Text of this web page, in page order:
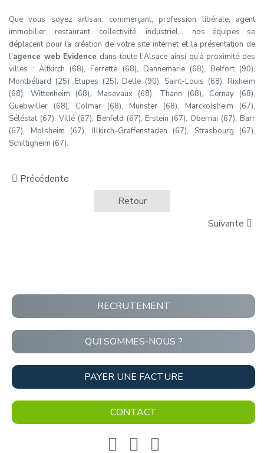
Que vous soyez artisan, commerçant, profession libérale, agent
immobilier, restaurant, collectivité, industriel,… nos équipes se
déplacent pour la création de votre site internet et la présentation de
l'agence web Evidence dans toute l'Alsace ainsi qu’à proximité des
villes : Altkirch (68), Ferrette (68), Dannemarie (68), Belfort (90),
Montbéliard (25) ,Etupes (25), Delle (90), Saint-Louis (68), Rixheim
(68), Wittenheim (68), Masevaux (68), Thann (68), Cernay (68),
Guebwiller (68), Colmar (68), Munster (68), Marckolsheim (67),
Séléstat (67), Villé (67), Benfeld (67), Erstein (67), Obernai (67), Barr
(67), Molsheim (67), Illkirch-Graffenstaden (67), Strasbourg (67),
Schiltigheim (67).
Précédente
Retour
Suivante
RECRUTEMENT
QUI SOMMES-NOUS ?
PAYER UNE FACTURE
CONTACT